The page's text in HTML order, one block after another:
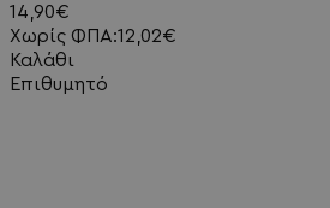
14,90€
Χωρίς ΦΠΑ:12,02€
Καλάθι
Επιθυμητό